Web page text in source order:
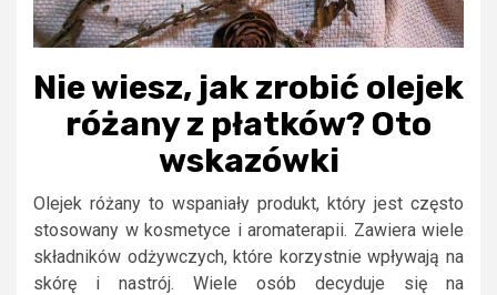
Nie wiesz, jak zrobić olejek
różany z płatków? Oto
wskazówki
Olejek różany to wspaniały produkt, który jest często
stosowany w kosmetyce i aromaterapii. Zawiera wiele
składników odżywczych, które korzystnie wpływają na
skórę i nastrój. Wiele osób decyduje się na